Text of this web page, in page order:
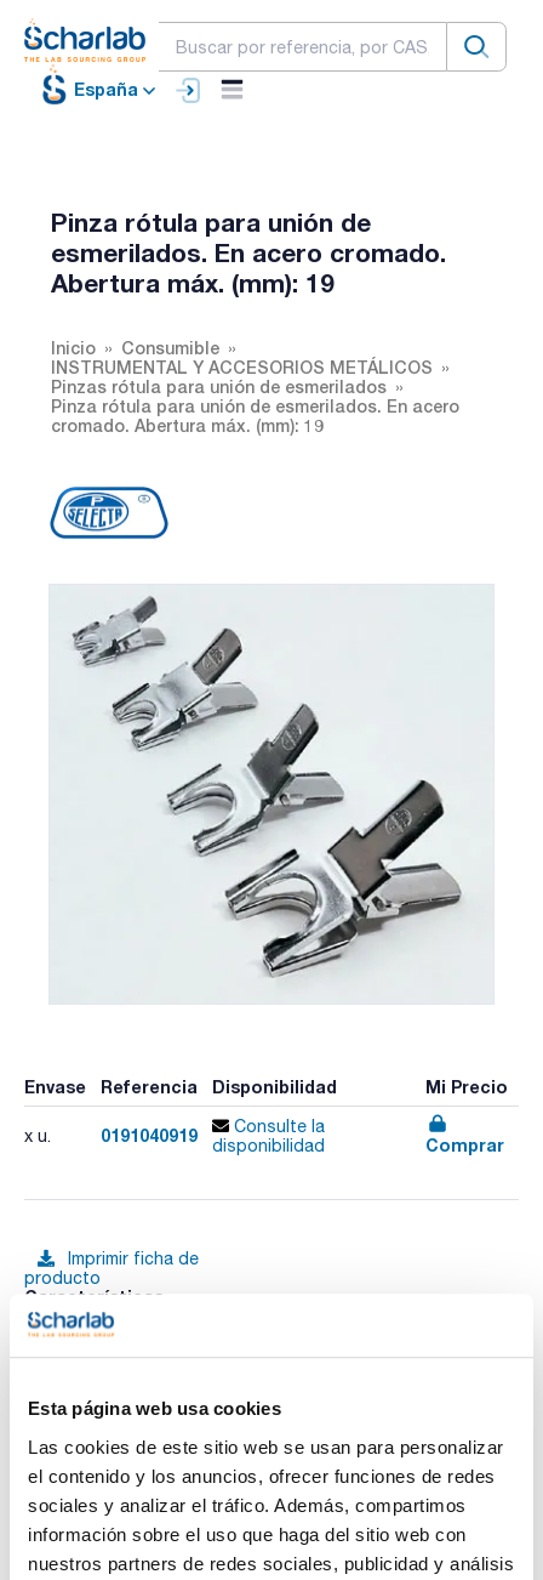
Esta página web usa cookies
Las cookies de este sitio web se usan para personalizar
el contenido y los anuncios, ofrecer funciones de redes
sociales y analizar el tráfico. Además, compartimos
información sobre el uso que haga del sitio web con
nuestros partners de redes sociales, publicidad y análisis
España
Pinza rótula para unión de
esmerilados. En acero cromado.
Abertura máx. (mm): 19
Inicio
Consumible
INSTRUMENTAL Y ACCESORIOS METÁLICOS
Pinzas rótula para unión de esmerilados
Pinza rótula para unión de esmerilados. En acero
cromado. Abertura máx. (mm): 19
Envase Referencia Disponibilidad Mi Precio
x u. 0191040919
Consulte la
disponibilidad
Comprar
Imprimir ficha de
producto
Características
Abertura máx. (mm) : 19
Pack (u.) : 1
Documentación técnica
TDS / Ficha técnica
COA